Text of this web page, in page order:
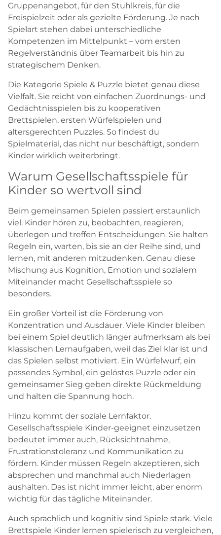
Gruppenangebot, für den Stuhlkreis, für die
Freispielzeit oder als gezielte Förderung. Je nach
Spielart stehen dabei unterschiedliche
Kompetenzen im Mittelpunkt – vom ersten
Regelverständnis über Teamarbeit bis hin zu
strategischem Denken.
Die Kategorie Spiele & Puzzle bietet genau diese
Vielfalt. Sie reicht von einfachen Zuordnungs- und
Gedächtnisspielen bis zu kooperativen
Brettspielen, ersten Würfelspielen und
altersgerechten Puzzles. So findest du
Spielmaterial, das nicht nur beschäftigt, sondern
Kinder wirklich weiterbringt.
Warum Gesellschaftsspiele für
Kinder so wertvoll sind
Beim gemeinsamen Spielen passiert erstaunlich
viel. Kinder hören zu, beobachten, reagieren,
überlegen und treffen Entscheidungen. Sie halten
Regeln ein, warten, bis sie an der Reihe sind, und
lernen, mit anderen mitzudenken. Genau diese
Mischung aus Kognition, Emotion und sozialem
Miteinander macht Gesellschaftsspiele so
besonders.
Ein großer Vorteil ist die Förderung von
Konzentration und Ausdauer. Viele Kinder bleiben
bei einem Spiel deutlich länger aufmerksam als bei
klassischen Lernaufgaben, weil das Ziel klar ist und
das Spielen selbst motiviert. Ein Würfelwurf, ein
passendes Symbol, ein gelöstes Puzzle oder ein
gemeinsamer Sieg geben direkte Rückmeldung
und halten die Spannung hoch.
Hinzu kommt der soziale Lernfaktor.
Gesellschaftsspiele Kinder-geeignet einzusetzen
bedeutet immer auch, Rücksichtnahme,
Frustrationstoleranz und Kommunikation zu
fördern. Kinder müssen Regeln akzeptieren, sich
absprechen und manchmal auch Niederlagen
aushalten. Das ist nicht immer leicht, aber enorm
wichtig für das tägliche Miteinander.
Auch sprachlich und kognitiv sind Spiele stark. Viele
Brettspiele Kinder lernen spielerisch zu vergleichen,